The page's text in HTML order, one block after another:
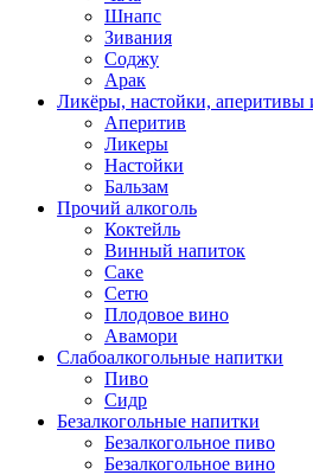
Шнапс
Зивания
Соджу
Арак
Ликёры, настойки, аперитивы
Аперитив
Ликеры
Настойки
Бальзам
Прочий алкоголь
Коктейль
Винный напиток
Саке
Сетю
Плодовое вино
Авамори
Слабоалкогольные напитки
Пиво
Сидр
Безалкогольные напитки
Безалкогольное пиво
Безалкогольное вино